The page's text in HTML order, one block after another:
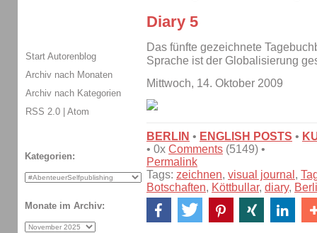
Diary 5
Das fünfte gezeichnete
Sprache ist der Globalisierung
Mittwoch, 14. Oktober 2009
BERLIN • ENGLISH POSTS •
• 0x Comments (5149) •
Permalink
Tags: zeichnen, visual journal ,
Botschaften, Köttbullar, diary,
Start Autorenblog
Archiv nach Monaten
Archiv nach Kategorien
RSS 2.0 | Atom
Kategorien:
Monate im Archiv: